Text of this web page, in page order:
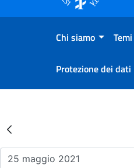
Chi siamo Temi
Protezione dei dati
Risultati della